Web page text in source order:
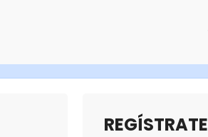
REGÍSTRATE